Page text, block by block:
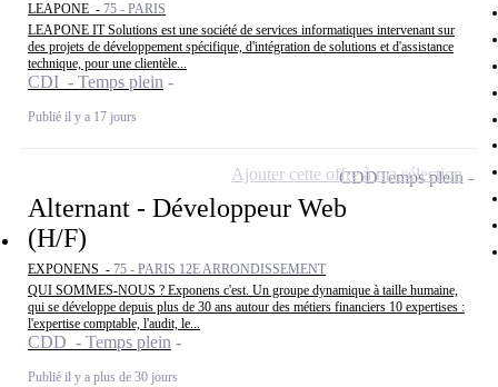
LEAPONE - 75 - PARIS
LEAPONE IT Solutions est une société de services informatiques intervenant sur
des projets de développement spécifique, d'intégration de solutions et d'assistance
technique, pour une clientèle...
CDI - Temps plein
Publié il y a 17 jours
Alternant - Développeur Web
(H/F)
EXPONENS - 75 - PARIS 12E ARRONDISSEMENT
QUI SOMMES-NOUS ? Exponens c'est. Un groupe dynamique à taille humaine,
qui se développe depuis plus de 30 ans autour des métiers financiers 10 expertises :
l'expertise comptable, l'audit, le...
CDD - Temps plein
Publié il y a plus de 30 jours
CDDTemps plein
Ajouter cette offre à ma sélection